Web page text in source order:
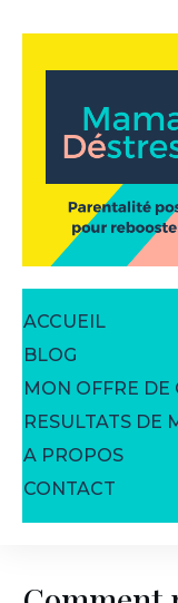
ACCUEIL
BLOG
MON OFFRE DE
RESULTATS DE
A PROPOS
CONTACT